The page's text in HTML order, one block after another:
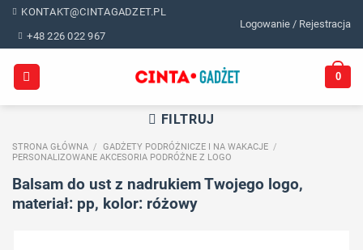
Skip
content
KONTAKT@CINTAGADZET.PL
+48 226 022 967
Logowanie / Rejestracja
0
FILTRUJ
STRONA GŁÓWNA / GADŻETY PODRÓŻNICZE I NA WAKACJE /
PERSONALIZOWANE AKCESORIA PODRÓŻNE Z LOGO
Balsam do ust z nadrukiem Twojego logo,
materiał: pp, kolor: różowy